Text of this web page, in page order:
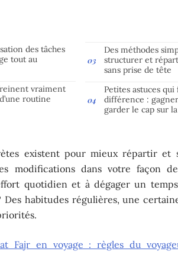
des tâches
tout au
vraiment
routine
Des méthodes
structurer et
sans prise de tête
Petites astuces
différence :
garder le cap sur
existent pour mieux répartir et
modifications dans votre façon
quotidien et à dégager un
habitudes régulières, une
Fajr en voyage : règles du